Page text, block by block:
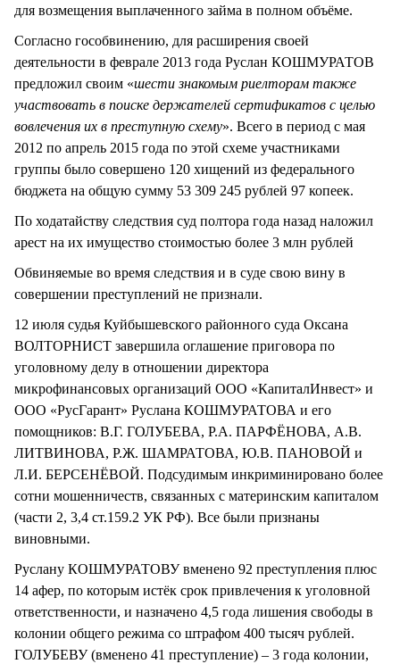
для возмещения выплаченного займа в полном объёме.
Согласно гособвинению, для расширения своей
деятельности в феврале 2013 года Руслан КОШМУРАТОВ
предложил своим «шести знакомым риелторам также
участвовать в поиске держателей сертификатов с целью
вовлечения их в преступную схему». Всего в период с мая
2012 по апрель 2015 года по этой схеме участниками
группы было совершено 120 хищений из федерального
бюджета на общую сумму 53 309 245 рублей 97 копеек.
По ходатайству следствия суд полтора года назад наложил
арест на их имущество стоимостью более 3 млн рублей
Обвиняемые во время следствия и в суде свою вину в
совершении преступлений не признали.
12 июля судья Куйбышевского районного суда Оксана
ВОЛТОРНИСТ завершила оглашение приговора по
уголовному делу в отношении директора
микрофинансовых организаций ООО «КапиталИнвест» и
ООО «РусГарант» Руслана КОШМУРАТОВА и его
помощников: В.Г. ГОЛУБЕВА, Р.А. ПАРФЁНОВА, А.В.
ЛИТВИНОВА, Р.Ж. ШАМРАТОВА, Ю.В. ПАНОВОЙ и
Л.И. БЕРСЕНЁВОЙ. Подсудимым инкриминировано более
сотни мошенничеств, связанных с материнским капиталом
(части 2, 3,4 ст.159.2 УК РФ). Все были признаны
виновными.
Руслану КОШМУРАТОВУ вменено 92 преступления плюс
14 афер, по которым истёк срок привлечения к уголовной
ответственности, и назначено 4,5 года лишения свободы в
колонии общего режима со штрафом 400 тысяч рублей.
ГОЛУБЕВУ (вменено 41 преступление) – 3 года колонии,